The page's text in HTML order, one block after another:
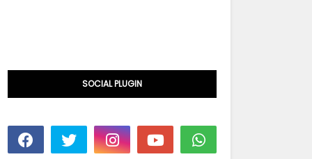
SOCIAL PLUGIN